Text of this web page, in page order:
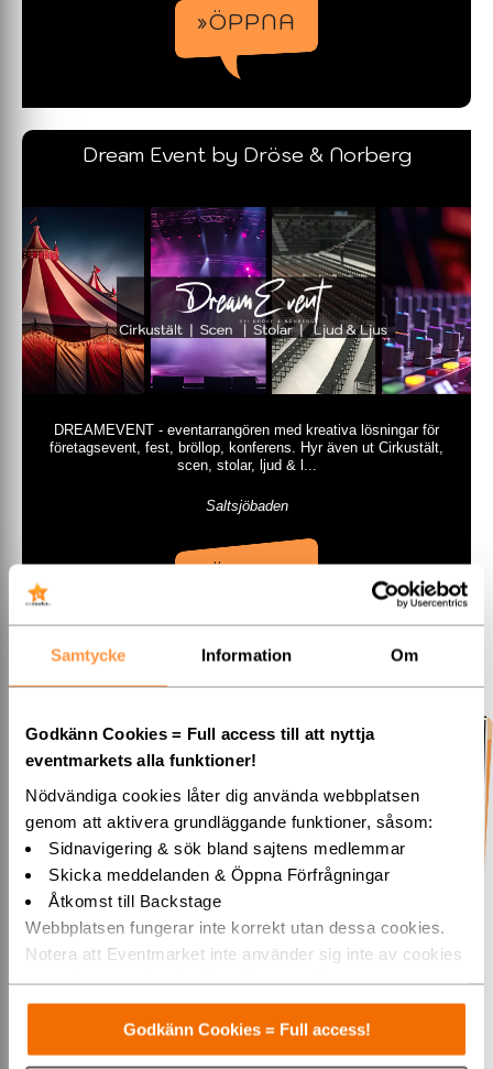
Samtycke Information Om
Godkänn Cookies = Full access till att nyttja
eventmarkets alla funktioner!
Nödvändiga cookies låter dig använda webbplatsen
genom att aktivera grundläggande funktioner, såsom:
Sidnavigering & sök bland sajtens medlemmar
Skicka meddelanden & Öppna Förfrågningar
Åtkomst till Backstage
Webbplatsen fungerar inte korrekt utan dessa cookies.
Notera att Eventmarket inte använder sig inte av cookies
som placeras ut av tredjepartsannonsörer.
Varmt välkommen till Eventmarket!
Godkänn Cookies = Full access!
»ÖPPNA
Dream Event by Dröse & Norberg
DREAMEVENT - eventarrangören med kreativa lösningar för
företagsevent, fest, bröllop, konferens. Hyr även ut Cirkustält,
scen, stolar, ljud & l...
Saltsjöbaden
»ÖPPNA
Norrorts Partyservice hyr ut möbler, porslin, tält, ljud & ljus till
fester i Stockholm & Mälardalen. Vi hjälper både företag och
Stockholm / Mälardalen